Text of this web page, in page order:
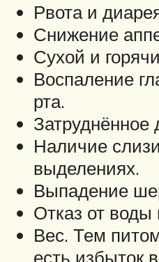
Рвота и
Снижение
Сухой и
Воспаление
рта.
Затруднённое
Наличие
выделениях.
Выпадение
Отказ от
Вес. Тем
есть избыток